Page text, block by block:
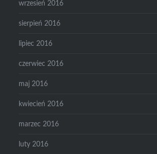
wrzesień 2016
sierpień 2016
lipiec 2016
czerwiec 2016
maj 2016
kwiecień 2016
marzec 2016
luty 2016